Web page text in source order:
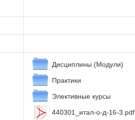
Дисциплины (Модули)
Практики
Элективные курсы
440301_итал-о-д-16-3.pdf